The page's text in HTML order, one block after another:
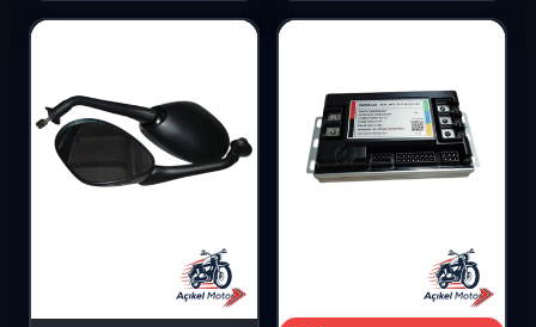
Favori